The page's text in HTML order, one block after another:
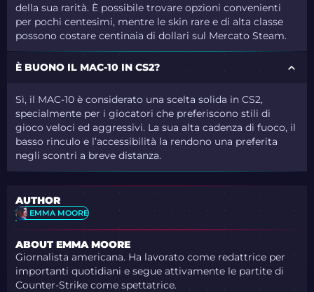
della sua rarità. È possibile trovare opzioni convenienti
per pochi centesimi, mentre le skin rare e di alta classe
possono costare centinaia di dollari sul Mercato Steam.
È BUONO IL MAC-10 IN CS2?
Sì, il MAC-10 è considerato una scelta solida in CS2,
specialmente per i giocatori che preferiscono stili di
gioco veloci ed aggressivi. La sua alta cadenza di fuoco, il
basso rinculo e l’accessibilità la rendono una preferita
negli scontri a breve distanza.
AUTHOR
EMMA MOORE
ABOUT EMMA MOORE
Giornalista americana. Ha lavorato come redattrice per
importanti quotidiani e segue attivamente le partite di
Counter-Strike come spettatrice.